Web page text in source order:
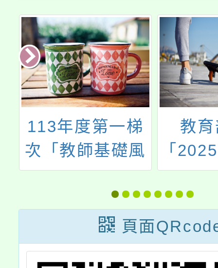
113年度第一梯
次「教師基礎風
險管理工作坊」
（共計20場次）
資訊
教
「
頁面